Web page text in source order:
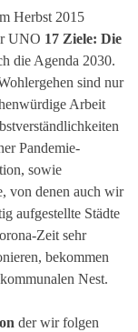
Herbst 2015
UNO 17 Ziele: Die
die Agenda 2030.
sind nur
Arbeit
Pandemie-
sowie
von denen auch wir
aufgestellte Städte
Zeit sehr
bekommen
Nest.
der wir folgen